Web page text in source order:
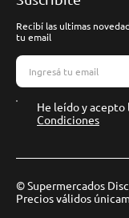
Recibí las ultimas
tu email
He leído y acepto
Condiciones
© Supermercados
Precios válidos